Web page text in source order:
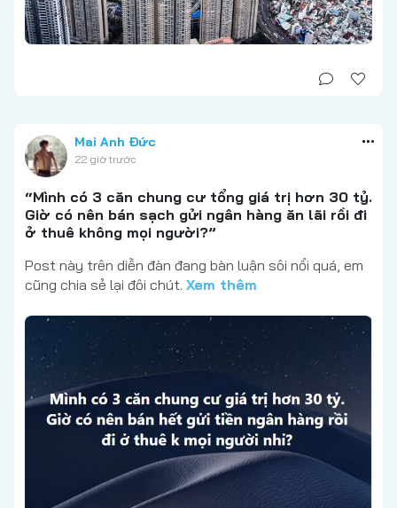
Mai Anh Đức
22 giờ trước
“Mình có 3 căn chung cư tổng giá trị hơn 30 tỷ.
Giờ có nên bán sạch gửi ngân hàng ăn lãi rồi đi
ở thuê không mọi người?”
Post này trên diễn đàn đang bàn luận sôi nổi quá, em
cũng chia sẻ lại đôi chút. Xem thêm